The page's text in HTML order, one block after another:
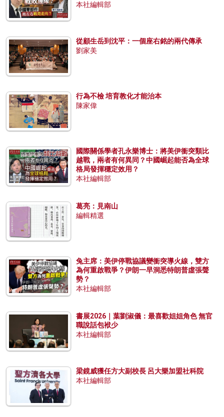
本社編輯部
從顧生岳到沈平：一個座右銘的兩代傳承
劉家美
行為不檢 培育教化才能治本
陳家偉
國際關係學者孔永樂博士：將美伊衝突類比
越戰，兩者有何異同？中國崛起能否為全球
格局發揮穩定效用？
本社編輯部
葛亮：見南山
編輯精選
兔主席：美伊停戰協議變衝突導火線，雙方
為何重啟戰爭？伊朗一早洞悉特朗普虛張聲
勢？
本社編輯部
書展2026｜葉劉淑儀：最喜歡姐姐角色 無官
職說話包袱少
本社編輯部
梁鏡威獲任方大副校長 呂大樂加盟社科院
本社編輯部